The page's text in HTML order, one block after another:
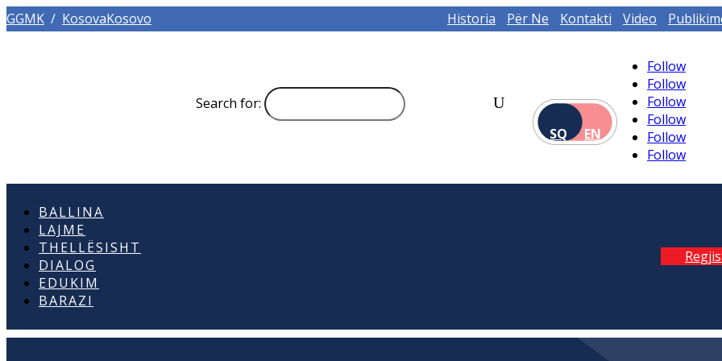
GGMK / KosovaKosovo Historia Për Ne Kontakti Video
Search for:
SQ
EN
Follow
Follow
Follow
Follow
Follow
Follow
BALLINA
LAJME
THELLËSISHT
DIALOG
EDUKIM
BARAZI